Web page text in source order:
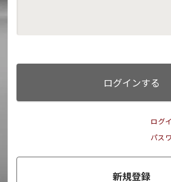
ログインする
ログ
パス
新規登録